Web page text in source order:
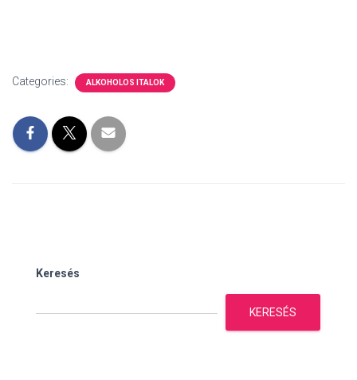
Categories: ALKOHOLOS ITALOK
Keresés
KERESÉS